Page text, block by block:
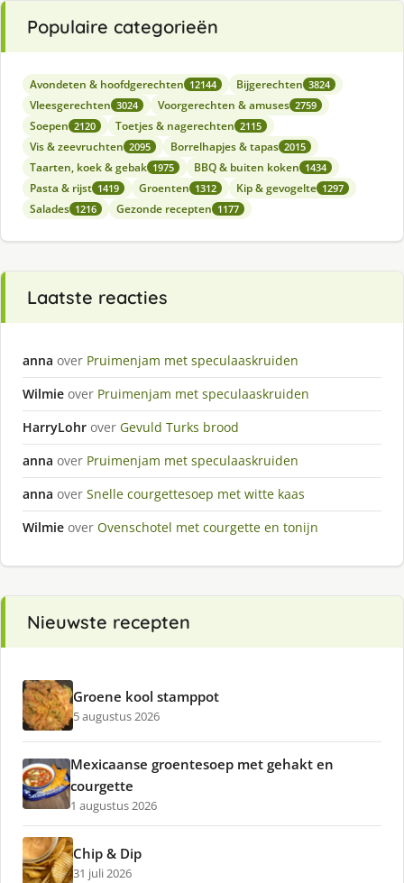
Populaire categorieën
Avondeten & hoofdgerechten 12144 Bijgerechten 3824
Vleesgerechten 3024 Voorgerechten & amuses 2759
Soepen 2120 Toetjes & nagerechten 2115
Vis & zeevruchten 2095 Borrelhapjes & tapas 2015
Taarten, koek & gebak 1975 BBQ & buiten koken 1434
Pasta & rijst 1419 Groenten 1312 Kip & gevogelte 1297
Salades 1216 Gezonde recepten 1177
Laatste reacties
anna over Pruimenjam met speculaaskruiden
Wilmie over Pruimenjam met speculaaskruiden
HarryLohr over Gevuld Turks brood
anna over Pruimenjam met speculaaskruiden
anna over Snelle courgettesoep met witte kaas
Wilmie over Ovenschotel met courgette en tonijn
Nieuwste recepten
Groene kool stamppot
5 augustus 2026
Mexicaanse groentesoep met gehakt en
courgette
1 augustus 2026
Chip & Dip
31 juli 2026